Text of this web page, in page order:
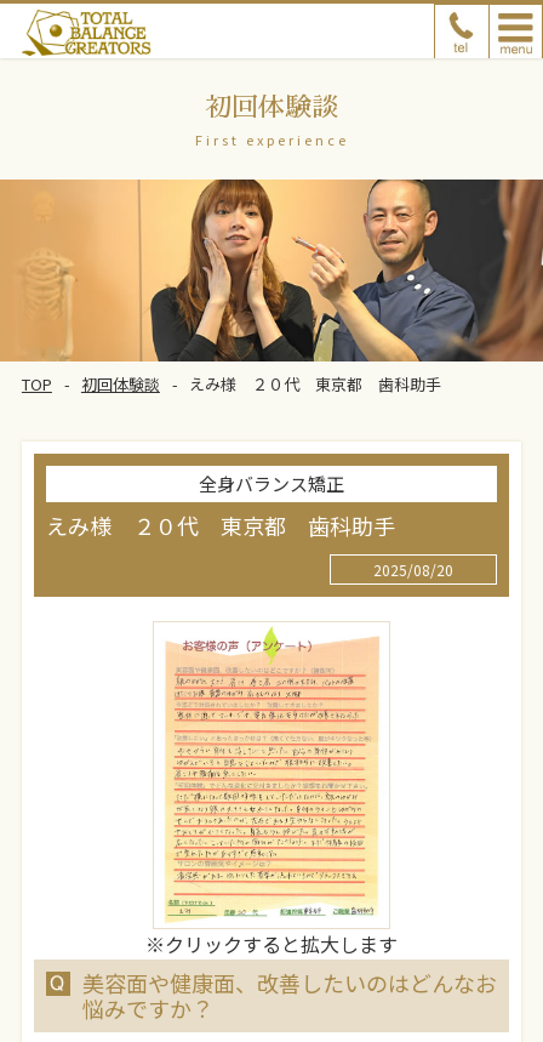
初回体験談
First experience
TOP 初回体験談 えみ様 ２０代 東京都 歯科助手
全身バランス矯正
えみ様 ２０代 東京都 歯科助手
2025/08/20
※クリックすると拡大します
美容面や健康面、改善したいのはどんなお
悩みですか？